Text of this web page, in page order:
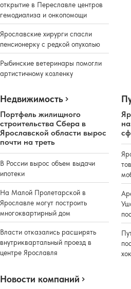
открытие в Переславле центров
гемодиализа и онкопомощи
Ярославские хирурги спасли
пенсионерку с редкой опухолью
Рыбинские ветеринары помогли
артистичному козленку
Недвижимость
Портфель жилищного
строительства Сбера в
Ярославской области вырос
почти на треть
В России вырос объем выдачи
ипотеки
На Малой Пролетарской в
Ярославле могут построить
многоквартирный дом
Власти отказались расширять
внутриквартальный проезд в
центре Ярославля
Новости компаний